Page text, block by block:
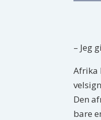
– Jeg
Afrika
Den
bare